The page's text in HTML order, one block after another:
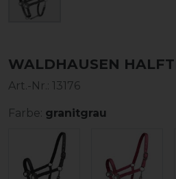
WALDHAUSEN
Art.-Nr.: 13176
Farbe: granitgrau